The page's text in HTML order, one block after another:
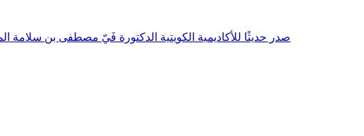
صدر حديثًا للأكاديمية الكويتية الدكتورة فَيّ مصطفى بن سلامة